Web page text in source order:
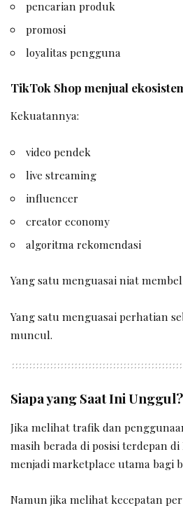
pencarian produk
promosi
loyalitas pengguna
TikTok Shop menjual
Kekuatannya:
video pendek
live streaming
influencer
creator economy
algoritma rekomendasi
Yang satu menguasai niat
Yang satu menguasai perhatian
muncul.
Siapa yang Saat Ini Unggul?
Jika melihat trafik dan
masih berada di posisi terdepan
menjadi marketplace utama bagi
Namun jika melihat kecepatan